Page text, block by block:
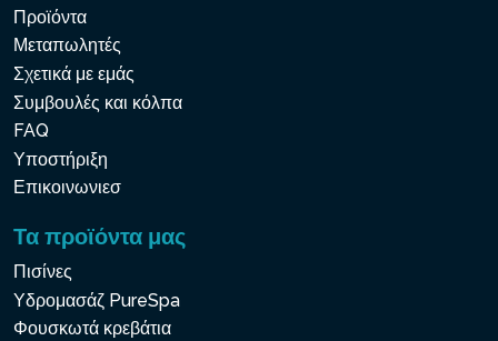
Προϊόντα
Μεταπωλητές
Σχετικά με εμάς
Συμβουλές και κόλπα
FAQ
Υποστήριξη
Επικοινωνιεσ
Τα προϊόντα μας
Πισίνες
Υδρομασάζ PureSpa
Φουσκωτά κρεβάτια